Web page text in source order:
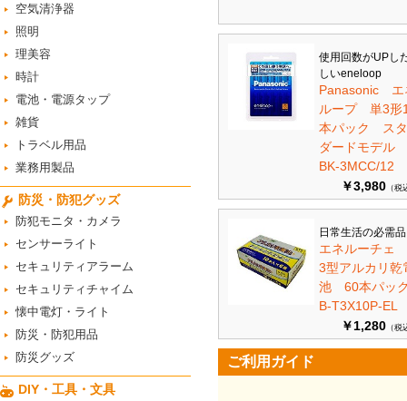
空気清浄器
照明
理美容
時計
電池・電源タップ
雑貨
トラベル用品
業務用製品
防災・防犯グッズ
防犯モニタ・カメラ
センサーライト
セキュリティアラーム
セキュリティチャイム
懐中電灯・ライト
防災・防犯用品
防災グッズ
DIY・工具・文具
使用回数がUPし
しいeneloop
Panasonic エ
ループ 単3形
本パック ス
ダードモデル
BK-3MCC/12
￥3,980 （税
日常生活の必需
エネルーチェ
3型アルカリ乾
池 60本パ
B-T3X10P-EL
￥1,280 （税
ご利用ガイド